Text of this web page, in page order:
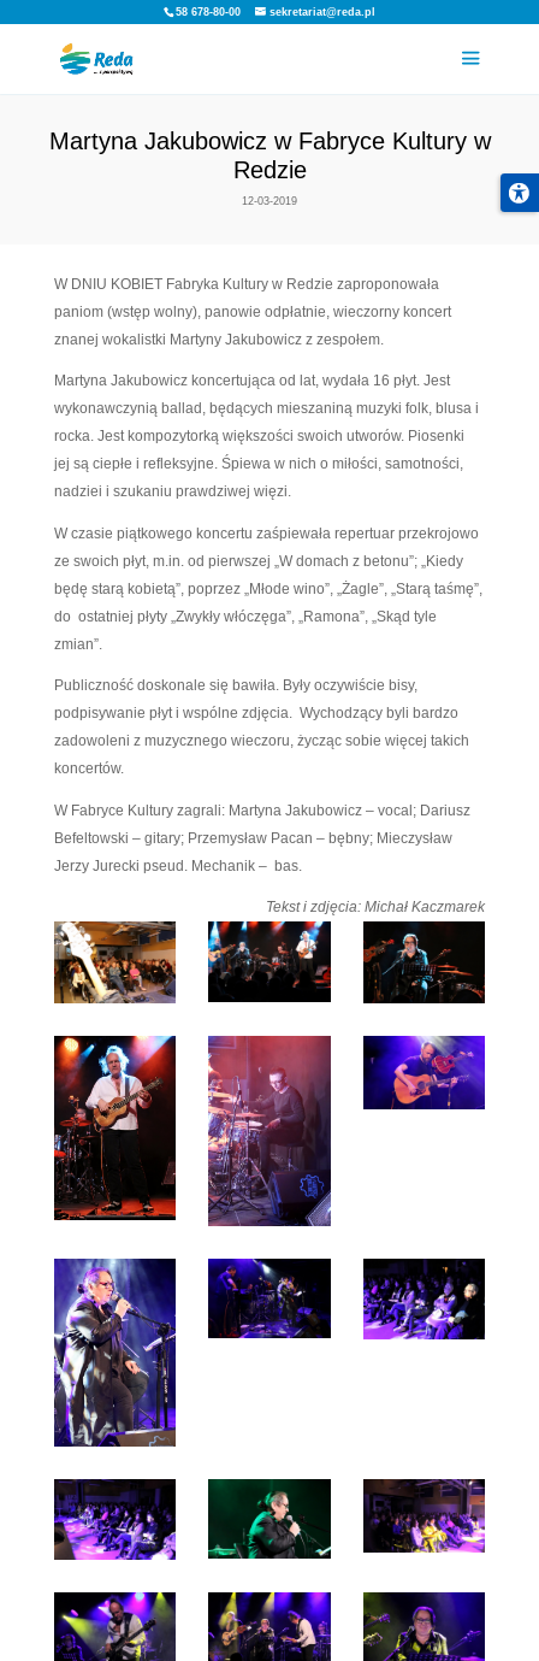
58 678-80-00
Martyna Jakubowicz w
12-03-2019
W DNIU KOBIET Fabryka Kultury w Redzie
paniom (wstęp wolny), panowie odpłatnie,
znanej wokalistki Martyny Jakubowicz z zespołem.
Martyna Jakubowicz koncertująca od lat, wydała
wykonawczynią ballad, będących mieszaniną
rocka. Jest kompozytorką większości swoich
jej są ciepłe i refleksyjne. Śpiewa w nich o miłości,
nadziei i szukaniu prawdziwej więzi.
W czasie piątkowego koncertu zaśpiewała
ze swoich płyt, m.in. od pierwszej „W domach z
będę starą kobietą”, poprzez „Młode wino”,
do ostatniej płyty „Zwykły włóczęga”, „Ramona”,
Publiczność doskonale się bawiła. Były oczywiście
podpisywanie płyt i wspólne zdjęcia. Wychodzący
koncertów.
W Fabryce Kultury zagrali: Martyna Jakubowicz –
Befeltowski – gitary; Przemysław Pacan – bębny;
Jerzy Jurecki pseud. Mechanik – bas.
Tekst i zdjęcia: